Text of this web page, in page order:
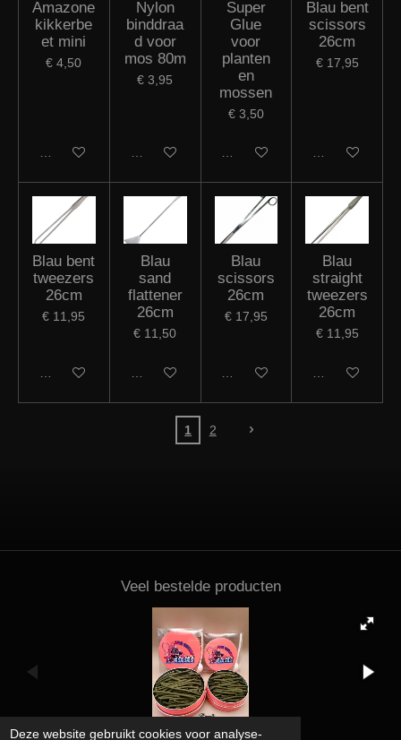
Deze website gebruikt cookies voor analyse-
Amazone
kikkerbe
et mini
€ 4,50
In winkelwagen
Nylon
binddraa
d voor
mos 80m
€ 3,95
In winkelwagen
Super
Glue
voor
planten
en
mossen
€ 3,50
In winkelwagen
Blau bent
scissors
26cm
€ 17,95
In winkelwagen
Blau bent
tweezers
26cm
€ 11,95
In winkelwagen
Blau
sand
flattener
26cm
€ 11,50
In winkelwagen
Blau
scissors
26cm
€ 17,95
In winkelwagen
Blau
straight
tweezers
26cm
€ 11,95
In winkelwagen
1 2
Veel bestelde producten